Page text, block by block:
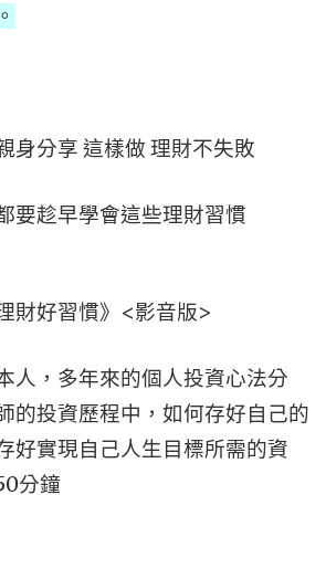
身分享 這樣做 理財不失敗
要趁早學會這些理財習慣
好習慣》 <影音版>
，多年來的個人投資心法分
的投資歷程中，如何存好自己的
好實現自己人生目標所需的資
分鐘